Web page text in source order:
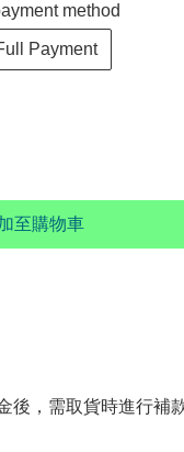
method
Payment
至購物車
，需取貨時進行補